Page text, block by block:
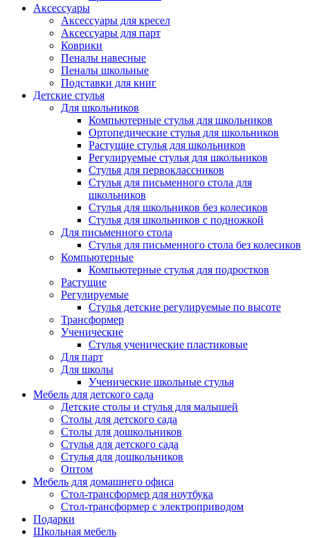
Аксессуары
Аксессуары для кресел
Аксессуары для парт
Коврики
Пеналы навесные
Пеналы школьные
Подставки для книг
Детские стулья
Для школьников
Компьютерные стулья для школьников
Ортопедические стулья для школьников
Растущие стулья для школьников
Регулируемые стулья для школьников
Стулья для первоклассников
Стулья для письменного стола для
школьников
Стулья для школьников без колесиков
Стулья для школьников с подножкой
Для письменного стола
Стулья для письменного стола без колесиков
Компьютерные
Компьютерные стулья для подростков
Растущие
Регулируемые
Стулья детские регулируемые по высоте
Трансформер
Ученические
Стулья ученические пластиковые
Для парт
Для школы
Ученические школьные стулья
Мебель для детского сада
Детские столы и стулья для малышей
Столы для детского сада
Столы для дошкольников
Стулья для детского сада
Стулья для дошкольников
Оптом
Мебель для домашнего офиса
Стол-трансформер для ноутбука
Стол-трансформер с электроприводом
Подарки
Школьная мебель